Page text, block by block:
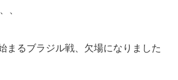
、
まるブラジル戦、欠場になりました